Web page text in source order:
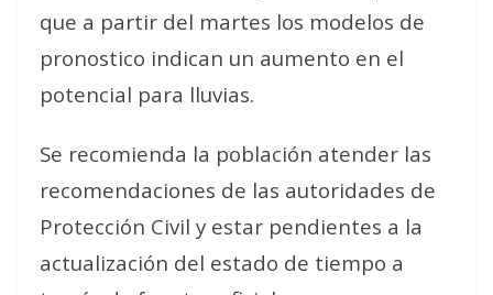
que a partir del martes los modelos de
pronostico indican un aumento en el
potencial para lluvias.
Se recomienda la población atender las
recomendaciones de las autoridades de
Protección Civil y estar pendientes a la
actualización del estado de tiempo a